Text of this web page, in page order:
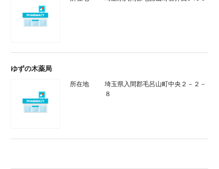
ゆずの木薬局
所在地
埼玉県入間郡毛呂山町中央２－２－
８